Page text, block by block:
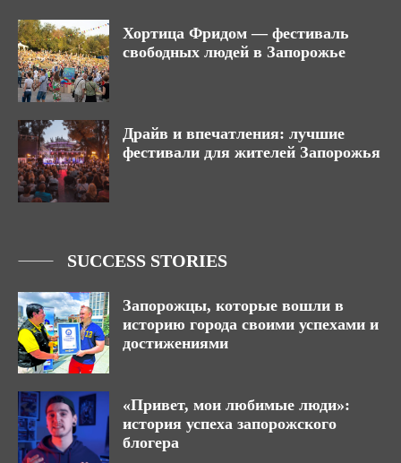
Хортица Фридом — фестиваль
свободных людей в Запорожье
Драйв и впечатления: лучшие
фестивали для жителей Запорожья
SUCCESS STORIES
Запорожцы, которые вошли в
историю города своими успехами и
достижениями
«Привет, мои любимые люди»:
история успеха запорожского
блогера